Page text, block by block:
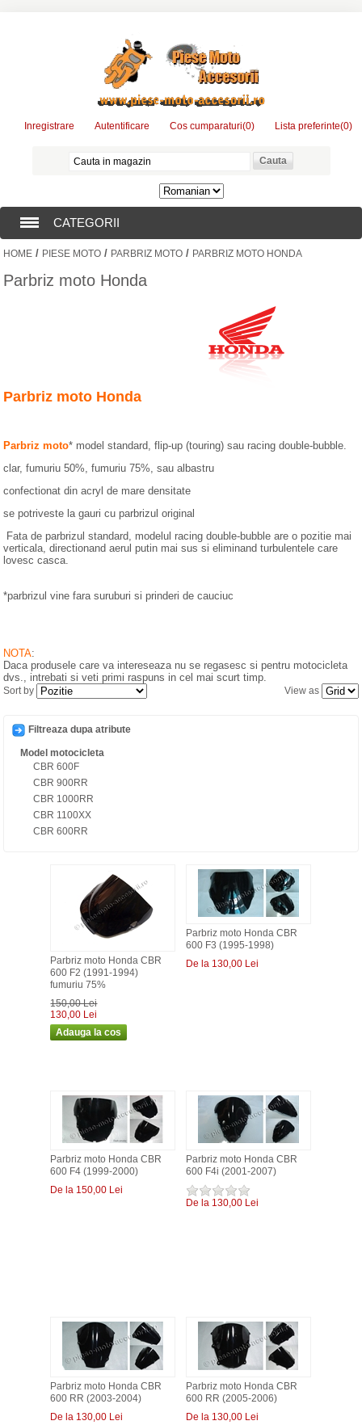
Inregistrare Autentificare Cos cumparaturi(0) Lista preferinte(0)
CATEGORII
PIESE MOTO
HOME / PIESE MOTO / PARBRIZ MOTO / PARBRIZ MOTO HONDA
Parbriz moto Honda
Parbriz moto Honda
Parbriz moto* model standard, flip-up (touring) sau racing double-bubble.
clar, fumuriu 50%, fumuriu 75%, sau albastru
confectionat din acryl de mare densitate
se potriveste la gauri cu parbrizul original
Fata de parbrizul standard, modelul racing double-bubble are o pozitie mai
verticala, directionand aerul putin mai sus si eliminand turbulentele care
lovesc casca.
*parbrizul vine fara suruburi si prinderi de cauciuc
NOTA:
Daca produsele care va intereseaza nu se regasesc si pentru motocicleta
dvs., intrebati si veti primi raspuns in cel mai scurt timp.
View as
Sort by
Filtreaza dupa atribute
Model motocicleta
CBR 600F
CBR 900RR
CBR 1000RR
CBR 1100XX
CBR 600RR
Parbriz moto Honda CBR
600 F2 (1991-1994)
fumuriu 75%
150,00 Lei
130,00 Lei
Parbriz moto Honda CBR
600 F3 (1995-1998)
De la 130,00 Lei
Parbriz moto Honda CBR
600 F4 (1999-2000)
De la 150,00 Lei
Parbriz moto Honda CBR
600 F4i (2001-2007)
De la 130,00 Lei
Parbriz moto Honda CBR
600 RR (2003-2004)
De la 130,00 Lei
Parbriz moto Honda CBR
600 RR (2005-2006)
De la 130,00 Lei